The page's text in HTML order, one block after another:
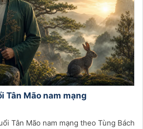
Tân Mão nam mạng
Tân Mão nam mạng theo Tùng Bách